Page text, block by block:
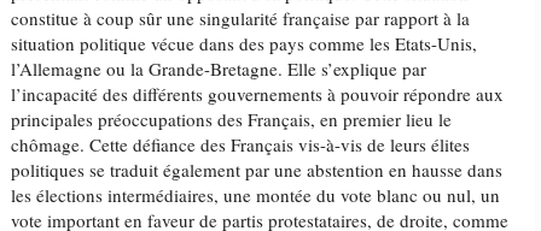
constitue à coup sûr une singularité française par rapport à la
situation politique vécue dans des pays comme les Etats-Unis,
l’Allemagne ou la Grande-Bretagne. Elle s’explique par
l’incapacité des différents gouvernements à pouvoir répondre aux
principales préoccupations des Français, en premier lieu le
chômage. Cette défiance des Français vis-à-vis de leurs élites
politiques se traduit également par une abstention en hausse dans
les élections intermédiaires, une montée du vote blanc ou nul, un
vote important en faveur de partis protestataires, de droite, comme